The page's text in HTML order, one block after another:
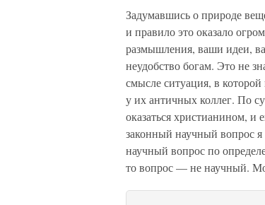
Задумавшись о природе
и правило это оказало
размышления, ваши идеи,
неудобство богам. Это не
смысле ситуация, в
у их античных коллег. По
оказаться христианином, и
законный научный вопрос
научный вопрос по
то вопрос — не научный.